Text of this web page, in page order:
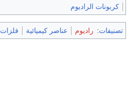
كربونات الراديوم
تصنيفات: راديوم عناصر كيميائية